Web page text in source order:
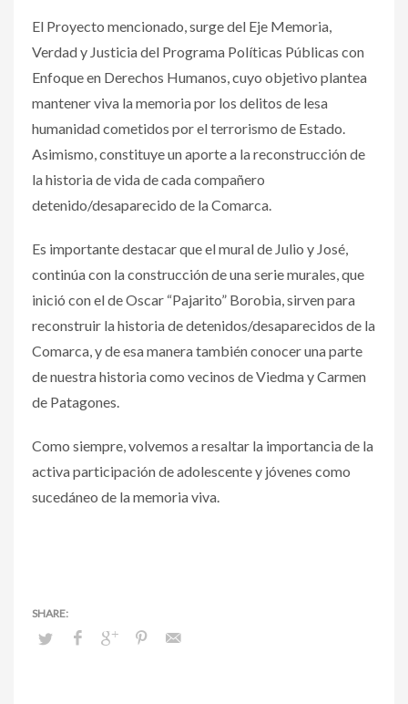
El Proyecto mencionado, surge del Eje Memoria,
Verdad y Justicia del Programa Políticas Públicas con
Enfoque en Derechos Humanos, cuyo objetivo plantea
mantener viva la memoria por los delitos de lesa
humanidad cometidos por el terrorismo de Estado.
Asimismo, constituye un aporte a la reconstrucción de
la historia de vida de cada compañero
detenido/desaparecido de la Comarca.
Es importante destacar que el mural de Julio y José,
continúa con la construcción de una serie murales, que
inició con el de Oscar “Pajarito” Borobia, sirven para
reconstruir la historia de detenidos/desaparecidos de la
Comarca, y de esa manera también conocer una parte
de nuestra historia como vecinos de Viedma y Carmen
de Patagones.
Como siempre, volvemos a resaltar la importancia de la
activa participación de adolescente y jóvenes como
sucedáneo de la memoria viva.